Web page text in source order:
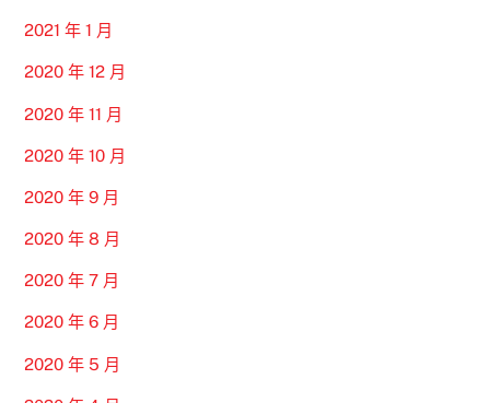
2021 年 1 月
2020 年 12 月
2020 年 11 月
2020 年 10 月
2020 年 9 月
2020 年 8 月
2020 年 7 月
2020 年 6 月
2020 年 5 月